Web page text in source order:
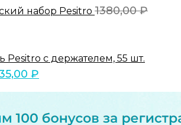
набор Pesitro 1380,00₽
Pesitro с держателем, 55 шт.
₽